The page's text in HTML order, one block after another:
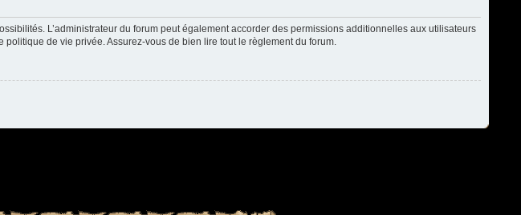
L’administrateur du forum peut également accorder des permissions additionnelles aux utilisateurs
de vie privée. Assurez-vous de bien lire tout le règlement du forum.